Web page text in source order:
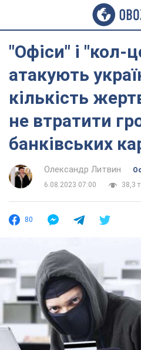
"Офіси" і "кол-
атакують
кількість
не втратити
банківських
Олександр Литвин
6.08.2023 07:00
38,3 т.
80